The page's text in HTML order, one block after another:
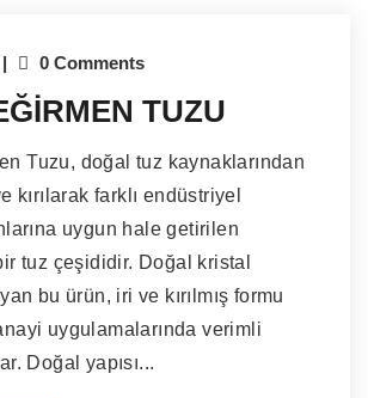
0 Comments
TUZU
Tuzu, doğal tuz kaynaklarından
kırılarak farklı endüstriyel
uygun hale getirilen
tuz çeşididir. Doğal kristal
bu ürün, iri ve kırılmış formu
uygulamalarında verimli
Doğal yapısı...